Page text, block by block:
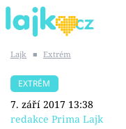
SHOPAHOLICADEL
Lajk ■ Extrém
EXTRÉM
7. září 2017 13:38
redakce Prima Lajk